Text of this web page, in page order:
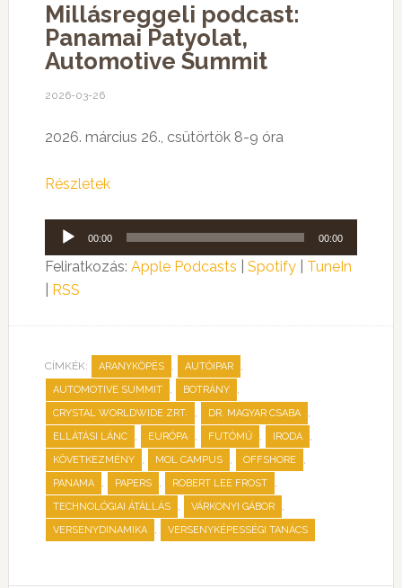
Millásreggeli podcast:
Panamai Patyolat,
Automotive Summit
2026-03-26
2026. március 26., csütörtök 8-9 óra
Részletek
Audió
lejátszó
00:00 00:00
Feliratkozás: Apple Podcasts Spotify| TuneIn
RSS
CÍMKÉK: ARANYKÖPÉS , AUTÓIPAR ,
AUTOMOTIVE SUMMIT , BOTRÁNY ,
CRYSTAL WORLDWIDE ZRT. , DR. MAGYAR CSABA ,
ELLÁTÁSI LÁNC , EURÓPA , FUTÓMŰ , IRODA ,
KÖVETKEZMÉNY , MOL CAMPUS , OFFSHORE ,
PANAMA , PAPERS , ROBERT LEE FROST ,
TECHNOLÓGIAI ÁTÁLLÁS , VÁRKONYI GÁBOR ,
VERSENYDINAMIKA , VERSENYKÉPESSÉGI TANÁCS